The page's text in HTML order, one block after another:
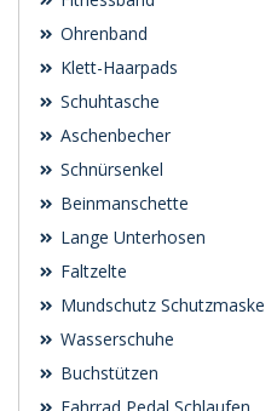
Ohrenband
Klett-Haarpads
Schuhtasche
Aschenbecher
Schnürsenkel
Beinmanschette
Lange Unterhosen
Faltzelte
Mundschutz Schutzmaske
Wasserschuhe
Buchstützen